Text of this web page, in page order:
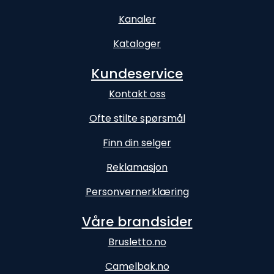
Kanaler
Kataloger
Kundeservice
Kontakt oss
Ofte stilte spørsmål
Finn din selger
Reklamasjon
Personvernerklæring
Våre brandsider
Brusletto.no
Camelbak.no